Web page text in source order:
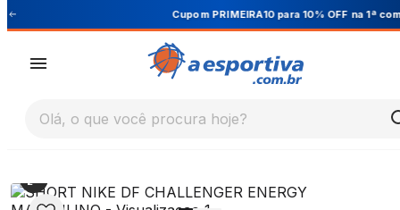
Cupom PRIMEIRA10 para 10% OFF na 1ª compra
Olá, o que você procura hoje?